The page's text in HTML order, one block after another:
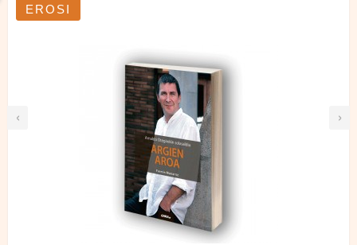
‹ ›
EROSI